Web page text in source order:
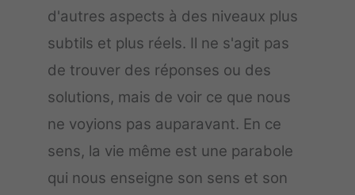
d'autres aspects à des niveaux plus
subtils et plus réels. Il ne s'agit pas
de trouver des réponses ou des
solutions, mais de voir ce que nous
ne voyions pas auparavant. En ce
sens, la vie même est une parabole
qui nous enseigne son sens et son